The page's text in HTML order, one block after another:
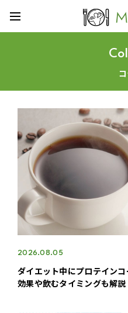
2026.08.05
ダイエット中にプロテイン
効果や飲むタイミングも解説